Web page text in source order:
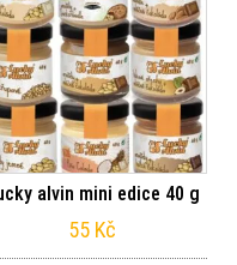
alvin mini edice 40 g
55 Kč